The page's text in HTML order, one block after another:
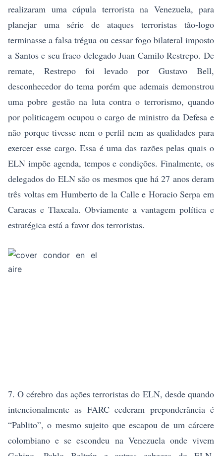
realizaram uma cúpula terrorista na Venezuela, para
planejar uma série de ataques terroristas tão-logo
terminasse a falsa trégua ou cessar fogo bilateral imposto
a Santos e seu fraco delegado Juan Camilo Restrepo. De
remate, Restrepo foi levado por Gustavo Bell,
desconhecedor do tema porém que ademais demonstrou
uma pobre gestão na luta contra o terrorismo, quando
por politicagem ocupou o cargo de ministro da Defesa e
não porque tivesse nem o perfil nem as qualidades para
exercer esse cargo. Essa é uma das razões pelas quais o
ELN impõe agenda, tempos e condições. Finalmente, os
delegados do ELN são os mesmos que há 27 anos deram
três voltas em Humberto de la Calle e Horacio Serpa em
Caracas e Tlaxcala. Obviamente a vantagem política e
estratégica está a favor dos terroristas.
7. O cérebro das ações terroristas do ELN, desde quando
intencionalmente as FARC cederam preponderância é
“Pablito”, o mesmo sujeito que escapou de um cárcere
colombiano e se escondeu na Venezuela onde vivem